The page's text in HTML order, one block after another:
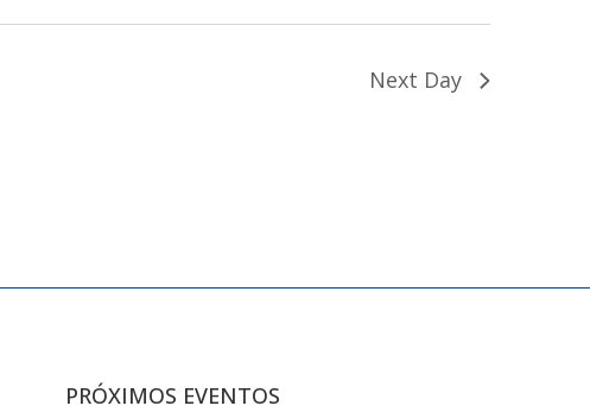
Next Day
PRÓXIMOS EVENTOS